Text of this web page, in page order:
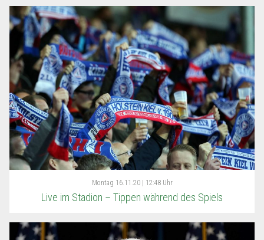
Montag 16.11.20 | 12:48 Uhr
Live im Stadion – Tippen während des Spiels